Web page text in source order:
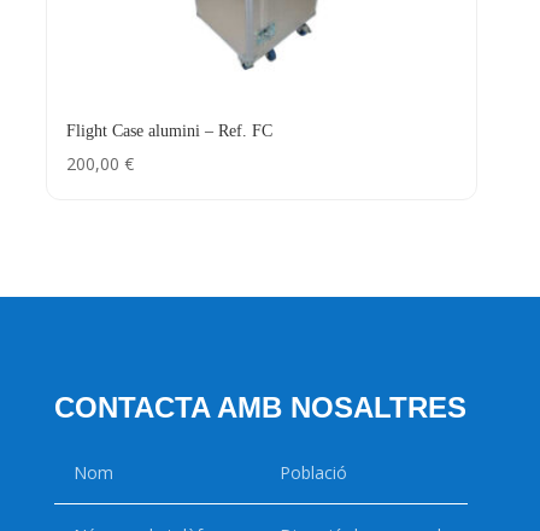
Flight Case alumini – Ref. FC
200,00 €
CONTACTA AMB NOSALTRES